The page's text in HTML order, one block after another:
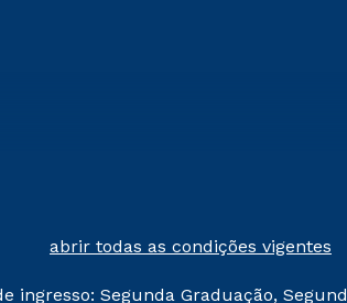
abrir todas as condições vigentes
Segunda Graduação,